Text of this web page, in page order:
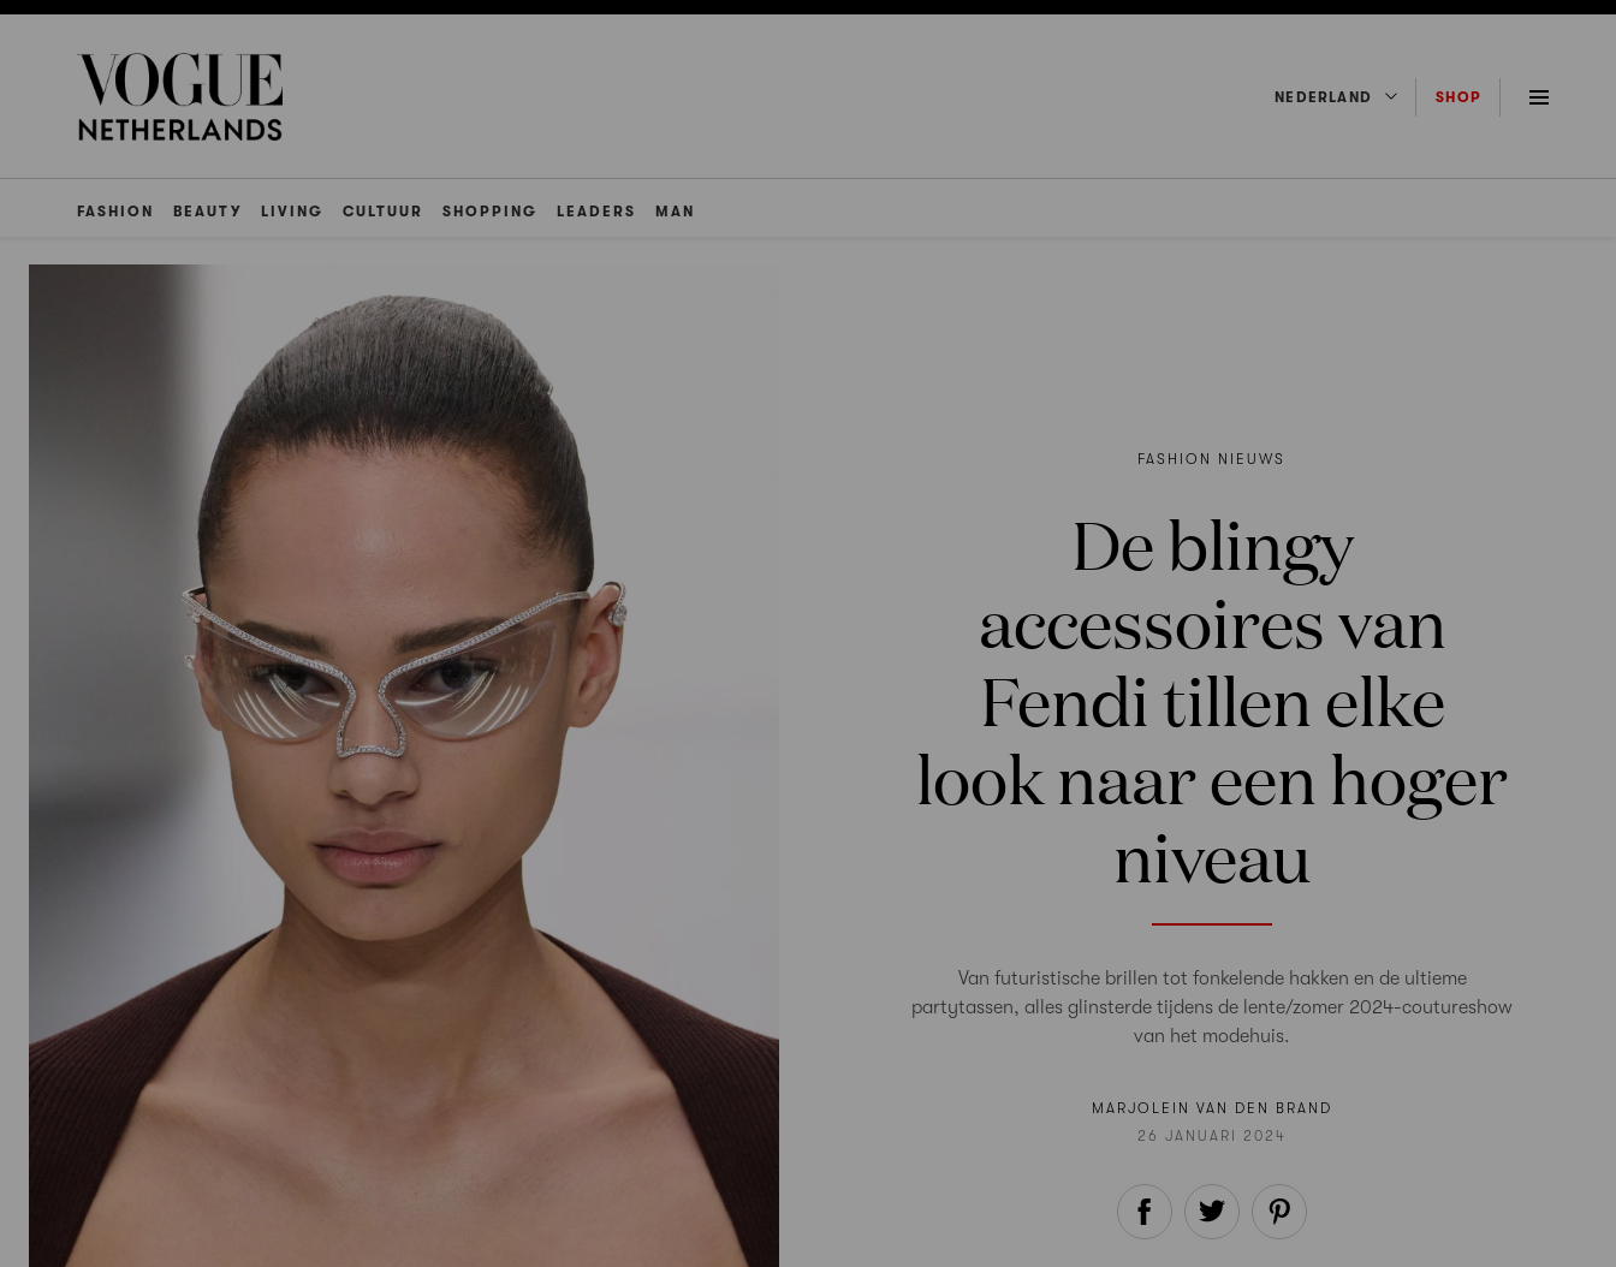
NEDERLAND SHOP
FASHION BEAUTY LIVING CULTUUR SHOPPING LEADERS MAN
FASHION NIEUWS
De blingy
accessoires van
Fendi tillen elke
look naar een hoger
niveau
Van futuristische brillen tot fonkelende hakken en de ultieme
partytassen, alles glinsterde tijdens de lente/zomer 2024-coutureshow
van het modehuis.
MARJOLEIN VAN DEN BRAND
26 JANUARI 2024